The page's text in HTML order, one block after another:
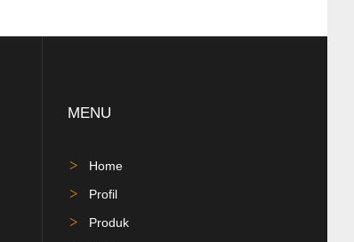
MENU
Home
Profil
Produk